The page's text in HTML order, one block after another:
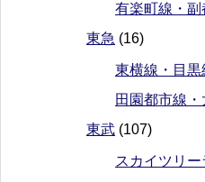
有楽町線・副
東急 (16)
東横線・目
田園都市線
東武 (107)
スカイツリー